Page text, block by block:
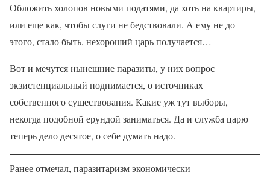
Обложить холопов новыми податями, да хоть на квартиры,
или еще как, чтобы слуги не бедствовали. А ему не до
этого, стало быть, нехороший царь получается…
Вот и мечутся нынешние паразиты, у них вопрос
экзистенциальный поднимается, о источниках
собственного существования. Какие уж тут выборы,
некогда подобной ерундой заниматься. Да и служба царю
теперь дело десятое, о себе думать надо.
Ранее отмечал, паразитаризм экономически